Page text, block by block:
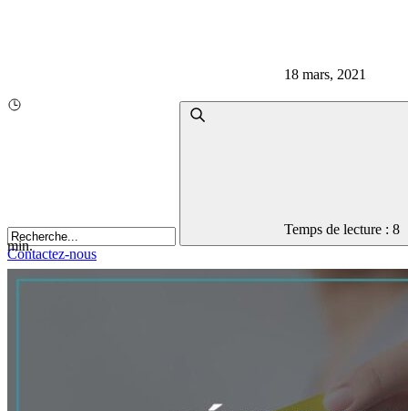
Contactez-nous
18 mars, 2021
Temps de lecture : 8
min.